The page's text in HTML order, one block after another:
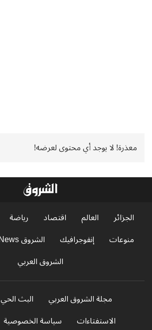
معذرة! لا يوجد أي محتوى لعرضه!
الجزائر العالم اقتصاد رياضة
منوعات
إنفوجرافيك الشروق News
الشروق العربي
مجلة الشروق العربي البث الحي
الاستفتاءات
سياسة الخصوصية